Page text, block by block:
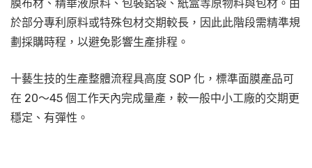
膜布材、精華液原料、包裝鋁袋、紙盒等原物料與包材。由
於部分專利原料或特殊包材交期較長，因此此階段需精準規
劃採購時程，以避免影響生產排程。
十藝生技的生產整體流程具高度 SOP 化，標準面膜產品可
在 20～45 個工作天內完成量產，較一般中小工廠的交期更
穩定、有彈性。